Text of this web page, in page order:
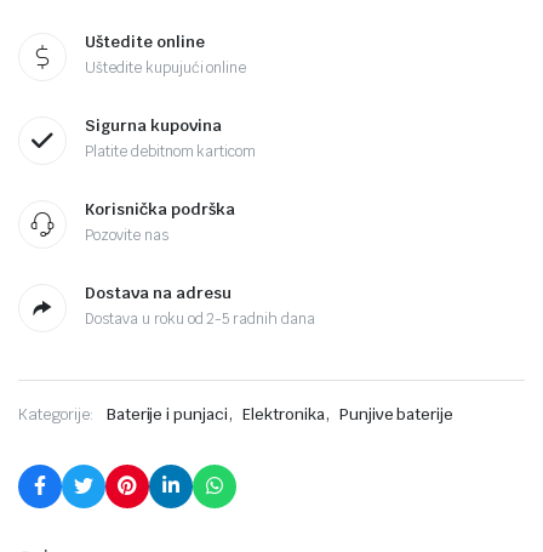
Uštedite online
Uštedite kupujući online
Sigurna kupovina
Platite debitnom karticom
Korisnička podrška
Pozovite nas
Dostava na adresu
Dostava u roku od 2-5 radnih dana
Kategorije: Baterije i punjaci, Elektronika, Punjive baterije